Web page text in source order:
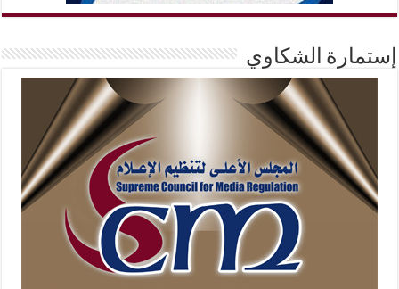
إستمارة الشكاوي